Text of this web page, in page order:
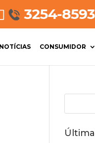
NOTÍCIAS CONSUMIDOR